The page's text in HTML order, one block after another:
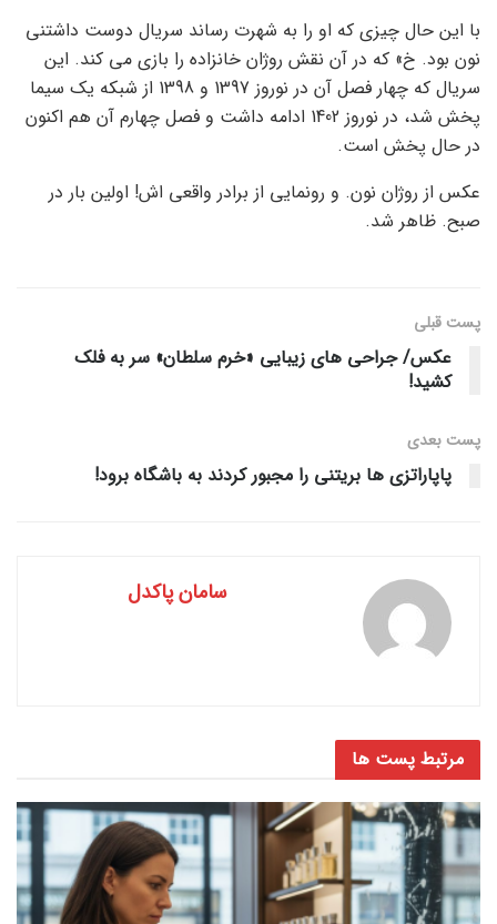
با این حال چیزی که او را به شهرت رساند سریال دوست داشتنی
نون بود. خ» که در آن نقش روژان خانزاده را بازی می کند. این
سریال که چهار فصل آن در نوروز 1397 و 1398 از شبکه یک سیما
پخش شد، در نوروز 1402 ادامه داشت و فصل چهارم آن هم اکنون
در حال پخش است.
عکس از روژان نون. و رونمایی از برادر واقعی اش! اولین بار در
صبح. ظاهر شد.
پست قبلی
عکس/ جراحی های زیبایی «خرم سلطان» سر به فلک
کشید!
پست‌ بعدی
پاپاراتزی ها بریتنی را مجبور کردند به باشگاه برود!
سامان پاکدل
مرتبط پست ها